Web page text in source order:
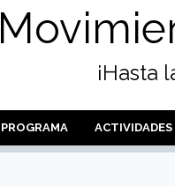
¡Hasta
PROGRAMA ACTIVIDADES